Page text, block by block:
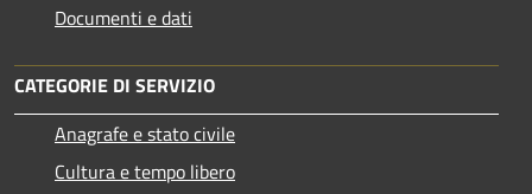
Documenti e dati
CATEGORIE DI SERVIZIO
Anagrafe e stato civile
Cultura e tempo libero